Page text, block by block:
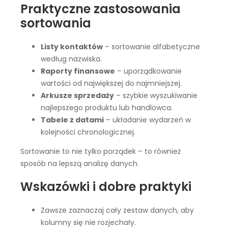
Praktyczne zastosowania
sortowania
Listy kontaktów – sortowanie alfabetyczne
według nazwiska.
Raporty finansowe – uporządkowanie
wartości od największej do najmniejszej.
Arkusze sprzedaży – szybkie wyszukiwanie
najlepszego produktu lub handlowca.
Tabele z datami – układanie wydarzeń w
kolejności chronologicznej.
Sortowanie to nie tylko porządek – to również
sposób na lepszą analizę danych.
Wskazówki i dobre praktyki
Zawsze zaznaczaj cały zestaw danych, aby
kolumny się nie rozjechały.